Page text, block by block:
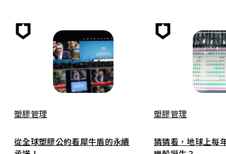
塑膠管理
從全球塑膠公約看犀牛盾的永續
塑膠管理
猜猜看，地球上每